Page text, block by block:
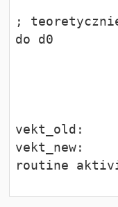
;
do d0
vekt_old:
vekt_new:
routine
alten sp